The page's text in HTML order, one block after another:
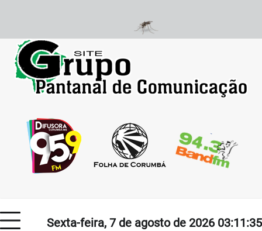
content
Sexta-feira, 7 de agosto de 2026 03:11:35